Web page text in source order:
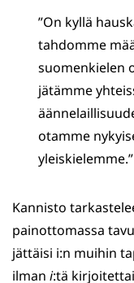
”On kyllä
tahdomme
suomenkielen
jätämme
otamme
yleiskielemme.”
Kannisto
painottomassa
jättäisi i:n muihin
ilman i:tä